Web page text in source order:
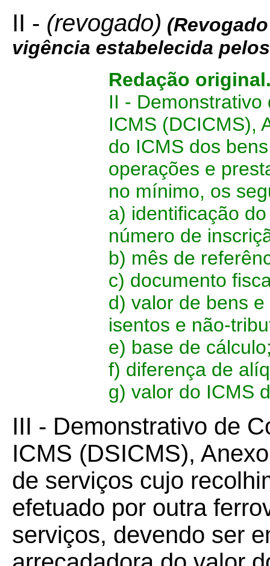
II - (revogado)
vigência estabelecida
Redação
II -
ICMS (DCICMS),
do ICMS dos
operações e
no mínimo, os
a) identificação
número de
b) mês de
c) documento
d) valor de bens
isentos e não-
e) base de
f) diferença de
g) valor do ICMS
III - Demonstrativo de
ICMS (DSICMS),
de serviços cujo
efetuado por outra
serviços, devendo ser